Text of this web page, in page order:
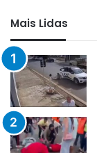
Mais Lidas